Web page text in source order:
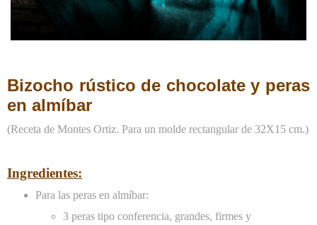
Bizocho rústico de chocolate y peras
en almíbar
(Receta de Montes Ortiz. Para un molde rectangular de 32X15 cm.)
Ingredientes:
Para las peras en almíbar:
3 peras tipo conferencia, grandes, firmes y